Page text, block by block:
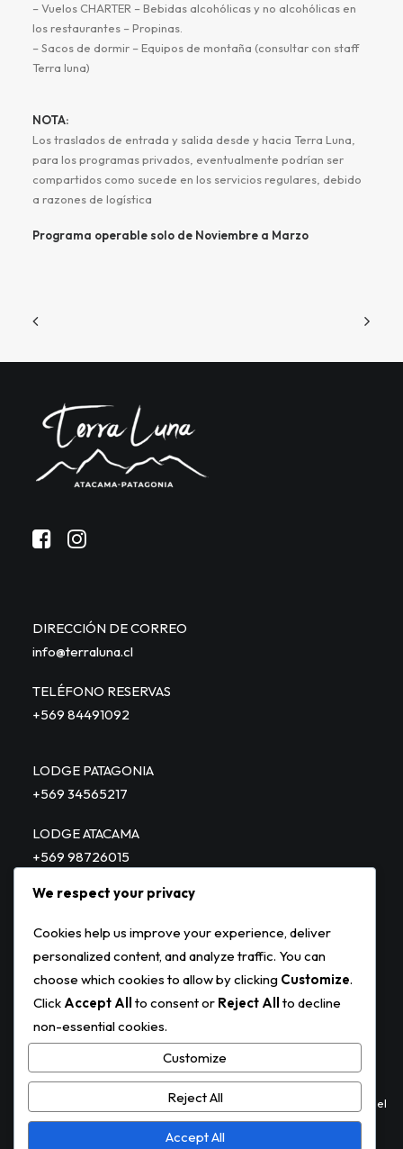
– Vuelos CHARTER – Bebidas alcohólicas y no alcohólicas en
los restaurantes – Propinas.
– Sacos de dormir – Equipos de montaña (consultar con staff
Terra luna)
NOTA:
Los traslados de entrada y salida desde y hacia Terra Luna,
para los programas privados, eventualmente podrían ser
compartidos como sucede en los servicios regulares, debido
a razones de logística
Programa operable solo de Noviembre a Marzo
DIRECCIÓN DE CORREO
info@terraluna.cl
TELÉFONO RESERVAS
+569 84491092
LODGE PATAGONIA
+569 34565217
LODGE ATACAMA
+569 98726015
PATAGONIA JET – HELITOURS
Derechos Reservados Terraluna, Diseño y Desarrollo Agencia FIel
We respect your privacy
Cookies help us improve your experience, deliver
personalized content, and analyze traffic. You can
choose which cookies to allow by clicking Customize.
Click Accept All to consent or Reject All to decline
non-essential cookies.
Customize
Reject All
Accept All